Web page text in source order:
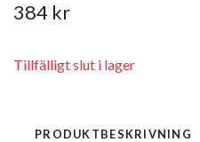
384 kr
Tillfälligt slut i lager
PRODUKTBESKRIVNING